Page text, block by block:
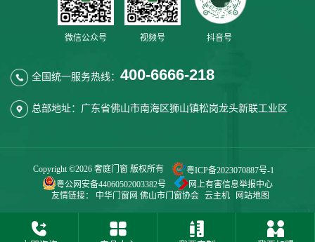
微信公众号 视频号 抖音号
全国统一服务热线： 400-6666-218
总部地址：广东省佛山市南海区狮山镇松岗龙头新联工业区
Copyright ©2026 奢庭门窗 版权所有
粤ICP备2023070887号-1
粤公网安备44060502003382号
网上有害信息举报中心
友情链接： 中华门窗网 佛山市门窗协会 云主机 网站地图